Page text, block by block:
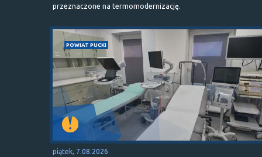
przeznaczone na termomodernizację.
POWIAT PUCKI
piątek, 7.08.2026